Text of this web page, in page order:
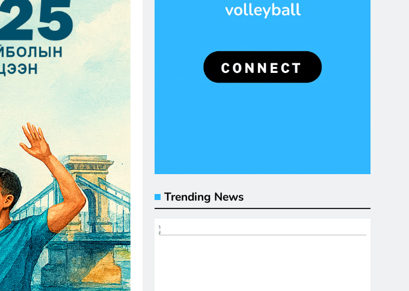
Trending News